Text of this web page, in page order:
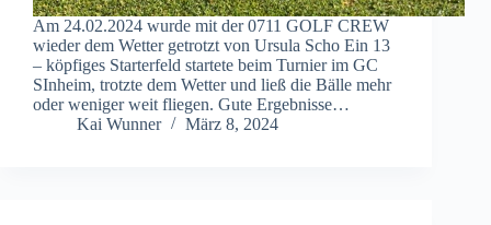
Am 24.02.2024 wurde mit der 0711 GOLF CREW
wieder dem Wetter getrotzt von Ursula Scho Ein 13
– köpfiges Starterfeld startete beim Turnier im GC
SInheim, trotzte dem Wetter und ließ die Bälle mehr
oder weniger weit fliegen. Gute Ergebnisse…
Kai Wunner
März 8, 2024